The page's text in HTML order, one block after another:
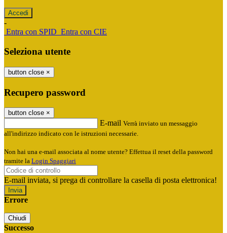
-
Entra con SPID Entra con CIE
Seleziona utente
button close ×
Recupero password
button close ×
E-mail Verrà inviato un messaggio
all'indirizzo indicato con le istruzioni necessarie.
Non hai una e-mail associata al nome utente? Effettua il reset della password
tramite la Login Spaggiari
E-mail inviata, si prega di controllare la casella di posta elettronica!
Errore
Chiudi
Successo